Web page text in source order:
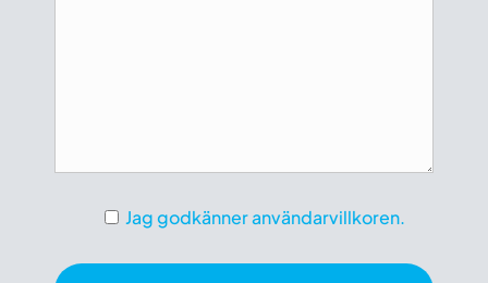
Jag godkänner användarvillkoren.